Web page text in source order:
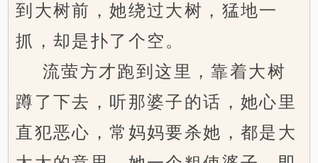
到大树前，她绕过大树，猛地一
抓，却是扑了个空。
流萤方才跑到这里，靠着大树
蹲了下去，听那婆子的话，她心里
直犯恶心，常妈妈要杀她，都是大